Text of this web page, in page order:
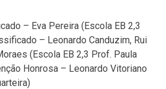
– Eva Pereira (Escola EB 2,3
– Leonardo Canduzim, Rui
(Escola EB 2,3 Prof. Paula
Honrosa – Leonardo Vitoriano